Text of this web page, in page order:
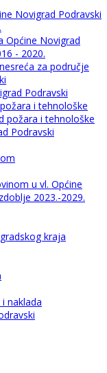
Novigrad Podravski
Općine Novigrad
- 2020.
za područje
Podravski
i tehnološke
požara i tehnološke
Podravski
u vl. Općine
2023.-2029.
kraja
naklada